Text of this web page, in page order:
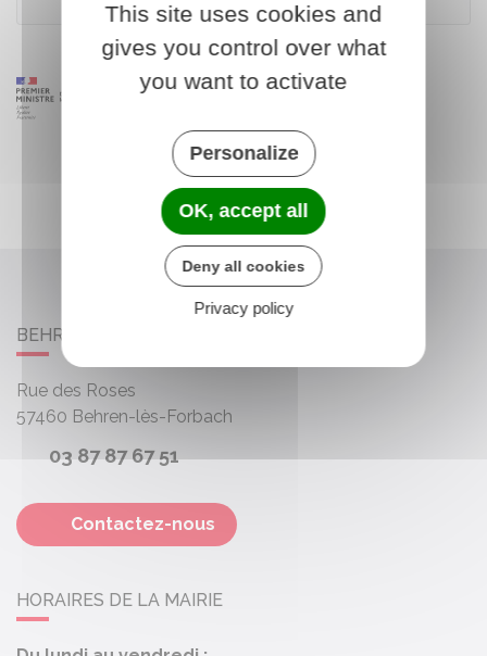
BEHREN-LÈS-FORBACH
Rue des Roses
57460 Behren-lès-Forbach
03 87 87 67 51
Contactez-nous
HORAIRES DE LA MAIRIE
This site uses cookies and
gives you control over what
you want to activate
Personalize
OK, accept all
Deny all cookies
Privacy policy